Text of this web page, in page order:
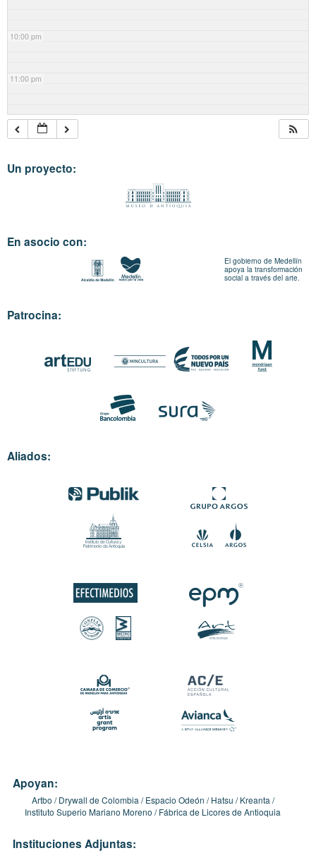
10:00 pm
11:00 pm
Un proyecto:
En asocio con:
El gobierno de Medellín
apoya la transformación
social a través del arte.
Patrocina:
Aliados:
Apoyan:
Artbo Drywall de Colombia Espacio Odeón Hatsu
Kreanta
Instituto Superio Mariano Moreno
Fábrica de Licores de Antioquia
Instituciones Adjuntas: